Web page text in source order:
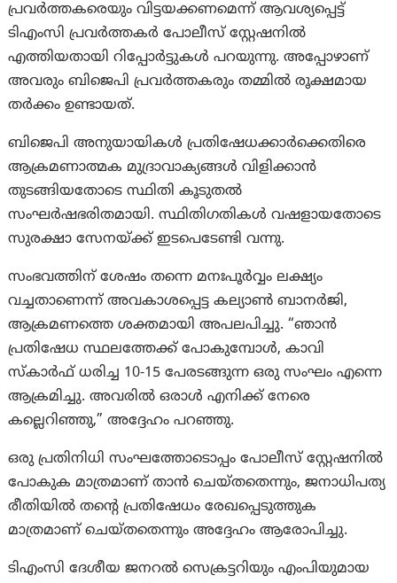
പ്രവർത്തകരെയും വിട്ടയക്കണമെന്ന് ആവശ്യപ്പെട്ട്
ടിഎംസി പ്രവർത്തകർ പോലീസ് സ്റ്റേഷനിൽ
എത്തിയതായി റിപ്പോർട്ടുകൾ പറയുന്നു. അപ്പോഴാണ്
അവരും ബിജെപി പ്രവർത്തകരും തമ്മിൽ രൂക്ഷമായ
തർക്കം ഉണ്ടായത്.
ബിജെപി അനുയായികൾ പ്രതിഷേധക്കാർക്കെതിരെ
ആക്രമണാത്മക മുദ്രാവാക്യങ്ങൾ വിളിക്കാൻ
തുടങ്ങിയതോടെ സ്ഥിതി കൂടുതൽ
സംഘർഷഭരിതമായി. സ്ഥിതിഗതികൾ വഷളായതോടെ
സുരക്ഷാ സേനയ്ക്ക് ഇടപെടേണ്ടി വന്നു.
സംഭവത്തിന് ശേഷം തന്നെ മനഃപൂർവ്വം ലക്ഷ്യം
വച്ചതാണെന്ന് അവകാശപ്പെട്ട കല്യാണ്‍ ബാനര്‍ജി,
ആക്രമണത്തെ ശക്തമായി അപലപിച്ചു. “ഞാൻ
പ്രതിഷേധ സ്ഥലത്തേക്ക് പോകുമ്പോൾ, കാവി
സ്കാർഫ് ധരിച്ച 10-15 പേരടങ്ങുന്ന ഒരു സംഘം എന്നെ
ആക്രമിച്ചു. അവരിൽ ഒരാൾ എനിക്ക് നേരെ
കല്ലെറിഞ്ഞു,” അദ്ദേഹം പറഞ്ഞു.
ഒരു പ്രതിനിധി സംഘത്തോടൊപ്പം പോലീസ് സ്റ്റേഷനിൽ
പോകുക മാത്രമാണ് താൻ ചെയ്തതെന്നും, ജനാധിപത്യ
രീതിയിൽ തന്റെ പ്രതിഷേധം രേഖപ്പെടുത്തുക
മാത്രമാണ് ചെയ്തതെന്നും അദ്ദേഹം ആരോപിച്ചു.
ടിഎംസി ദേശീയ ജനറൽ സെക്രട്ടറിയും എംപിയുമായ